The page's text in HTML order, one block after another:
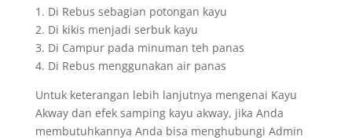
1. Di Rebus sebagian potongan kayu
2. Di kikis menjadi serbuk kayu
3. Di Campur pada minuman teh panas
4. Di Rebus menggunakan air panas
Untuk keterangan lebih lanjutnya mengenai Kayu
Akway dan efek samping kayu akway, jika Anda
membutuhkannya Anda bisa menghubungi Admin